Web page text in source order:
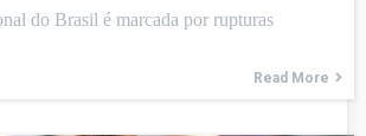
do Brasil é marcada por rupturas
Read More